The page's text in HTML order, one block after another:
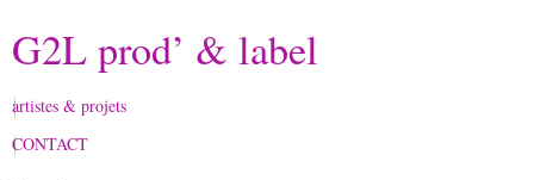
G2L prod’ & label
artistes & projets
CONTACT